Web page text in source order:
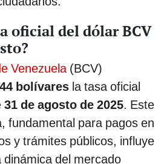
oficial del dólar BCV
Venezuela (BCV)
bolívares la tasa oficial
31 de agosto de 2025. Este
fundamental para pagos en
y trámites públicos, influye
del mercado